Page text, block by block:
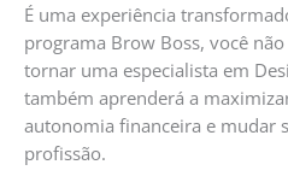
É uma experiência
programa Brow Boss, você
tornar uma especialista em
também aprenderá a
autonomia financeira e mudar
profissão.